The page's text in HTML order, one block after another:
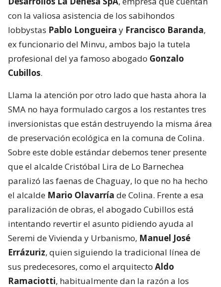
con la valiosa asistencia de los sabihondos
lobbystas Pablo Longueira y Francisco Baranda,
ex funcionario del Minvu, ambos bajo la tutela
profesional del ya famoso abogado Gonzalo
Cubillos.
Llama la atención por otro lado que hasta ahora la
SMA no haya formulado cargos a los restantes tres
inversionistas que están destruyendo la misma área
de preservación ecológica en la comuna de Colina.
Sobre este doble estándar debemos tener presente
que el alcalde Cristóbal Lira de Lo Barnechea
paralizó las faenas de Chaguay, lo que no ha hecho
el alcalde Mario Olavarría de Colina. Frente a esa
paralización de obras, el abogado Cubillos está
intentando revertir el asunto pidiendo ayuda al
Seremi de Vivienda y Urbanismo, Manuel José
Errázuriz, quien siguiendo la tradicional línea de
sus predecesores, como el arquitecto Aldo
Ramaciotti, habitualmente dan la razón a los